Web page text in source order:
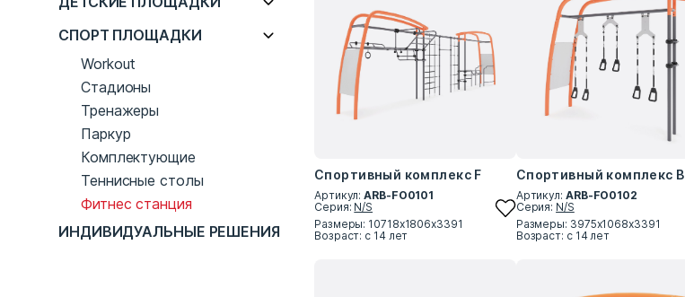
СПОРТ ПЛОЩАДКИ
Workout
Стадионы
Тренажеры
Паркур
Комплектующие
Теннисные столы
Фитнес станция
ИНДИВИДУАЛЬНЫЕ РЕШЕНИЯ
Спортивный комплекс F
Артикул:ARB-FO0101
Серия: N/S
Размеры: 10718х1806х3391
Возраст: с 14 лет
Спортивный комплекс B
Артикул: ARB-FO0102
Серия: N/S
Размеры: 3975х1068х3391
Возраст: с 14 лет